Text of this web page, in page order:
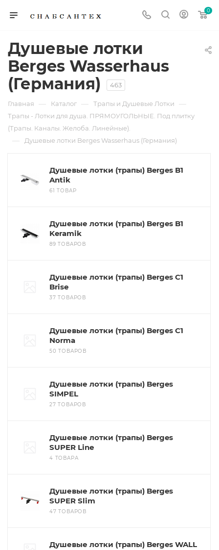
0
Душевые лотки
Berges Wasserhaus
(Германия)
463
Главная — Каталог — Трапы и Душевые Лотки —
Трапы - Лотки для душа. ПРЯМОУГОЛЬНЫЕ. Под плитку
(Трапы. Каналы. Желоба. Линейные).
— Душевые лотки Berges Wasserhaus (Германия)
Душевые лотки (трапы) Berges B1
Antik
61 ТОВАР
Душевые лотки (трапы) Berges B1
Keramik
89 ТОВАРОВ
Душевые лотки (трапы) Berges C1
Brise
37 ТОВАРОВ
Душевые лотки (трапы) Berges C1
Norma
50 ТОВАРОВ
Душевые лотки (трапы) Berges
SIMPEL
27 ТОВАРОВ
Душевые лотки (трапы) Berges
SUPER Line
4 ТОВАРА
Душевые лотки (трапы) Berges
SUPER Slim
47 ТОВАРОВ
Душевые лотки (трапы) Berges WALL